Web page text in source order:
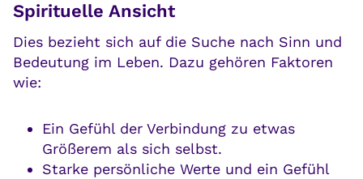
Spirituelle Ansicht
Dies bezieht sich auf die Suche nach Sinn und
Bedeutung im Leben. Dazu gehören Faktoren
wie:
Ein Gefühl der Verbindung zu etwas
Größerem als sich selbst.
Starke persönliche Werte und ein Gefühl